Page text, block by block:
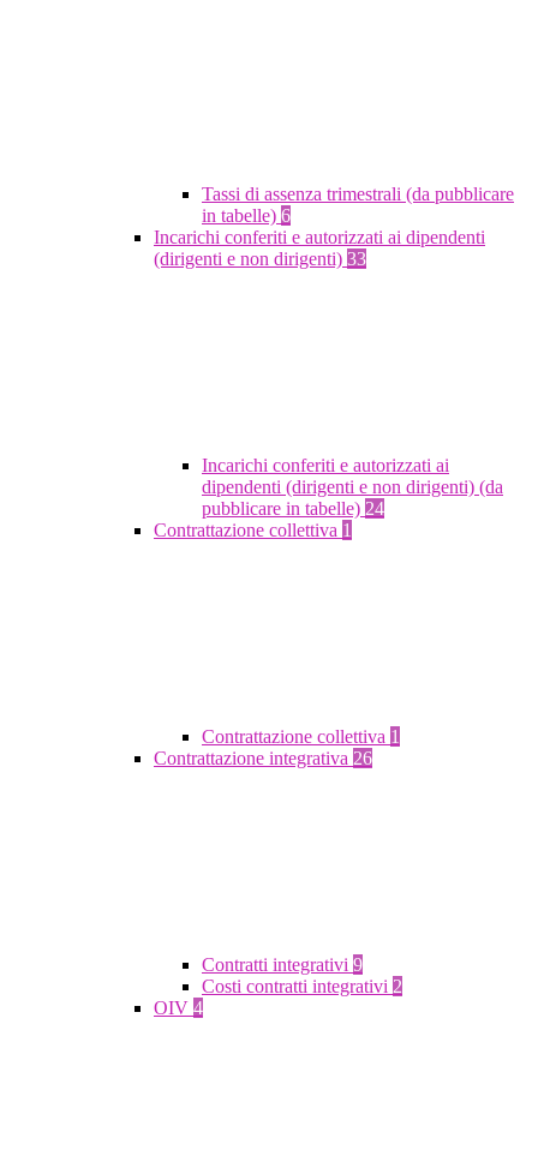
Tassi di assenza trimestrali (da pubblicare
in tabelle) 6
Incarichi conferiti e autorizzati ai dipendenti
(dirigenti e non dirigenti) 33
Incarichi conferiti e autorizzati ai
dipendenti (dirigenti e non dirigenti) (da
pubblicare in tabelle) 24
Contrattazione collettiva 1
Contrattazione collettiva 1
Contrattazione integrativa 26
Contratti integrativi 9
Costi contratti integrativi 2
OIV 4